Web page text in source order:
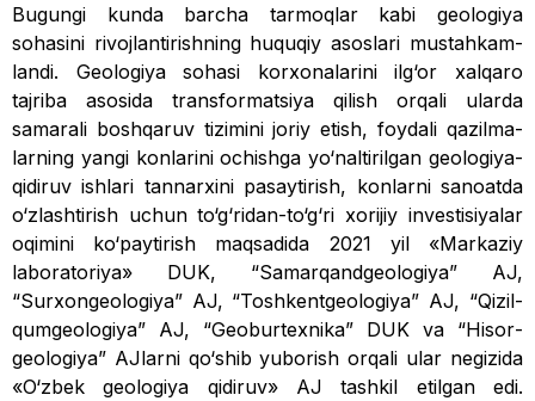
Bugungi kunda barcha tarmoqlar kabi geologiya
sohasini rivojlantirishning huquqiy asoslari mustahkam­
landi. Geologiya sohasi korxonalarini ilg‘or xalqaro
tajriba asosida transformatsiya qilish orqali ularda
samarali boshqaruv tizimini joriy etish, foydali qazilma­
larning yangi konlarini ochishga yo‘naltirilgan geo­logiya-
qidiruv ishlari tannarxini pasaytirish, konlarni sanoatda
o‘zlashtirish uchun to‘g‘ridan-to‘g‘ri xorijiy investi­siyalar
oqimini ko‘paytirish maqsadida 2021 yil «Markaziy
laboratoriya» DUK, “Samarqand­geologiya” AJ,
“Surxongeologiya” AJ, “Toshkentgeologiya” AJ, “Qizil­
qumgeologiya” AJ, “Geo­burtexnika” DUK va “Hisor­
geologiya” AJlarni qo‘shib yuborish orqali ular negizida
«O‘zbek geologiya qidiruv» AJ tashkil etilgan edi.